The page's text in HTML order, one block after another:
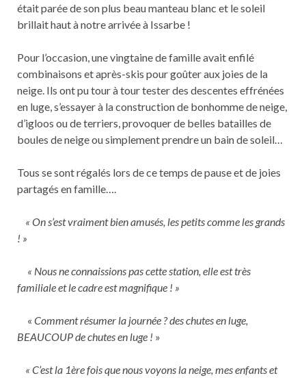
était parée de son plus beau manteau blanc et le soleil
brillait haut à notre arrivée à Issarbe !
Pour l’occasion, une vingtaine de famille avait enfilé
combinaisons et après-skis pour goûter aux joies de la
neige. Ils ont pu tour à tour tester des descentes effrénées
en luge, s’essayer à la construction de bonhomme de neige,
d’igloos ou de terriers, provoquer de belles batailles de
boules de neige ou simplement prendre un bain de soleil…
Tous se sont régalés lors de ce temps de pause et de joies
partagés en famille….
« On s’est vraiment bien amusés, les petits comme les grands
! »
« Nous ne connaissions pas cette station, elle est très
familiale et le cadre est magnifique ! »
« Comment résumer la journée ? des chutes en luge,
BEAUCOUP de chutes en luge ! »
« C’est la 1ère fois que nous voyons la neige, mes enfants et